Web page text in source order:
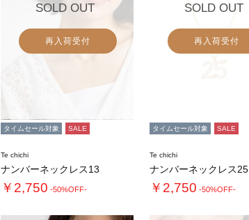
SOLD OUT
再入荷受付
タイムセール対象 SALE
Te chichi
ナンバーネックレス13
￥2,750 -50%OFF-
SOLD OUT
再入荷受付
タイムセール対象 SALE
Te chichi
ナンバーネックレス25
￥2,750 -50%OFF-